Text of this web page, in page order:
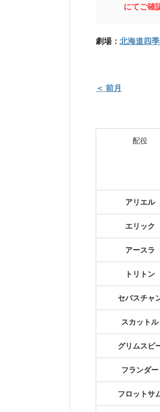
にてご確
劇場： 北海道四
＜ 前月
配役
アリエル
エリック
アースラ
トリトン
セバスチャ
スカットル
グリムスビ
フランダー
フロットサ